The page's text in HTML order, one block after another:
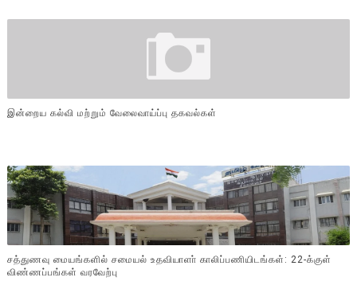
இன்றைய கல்வி மற்றும் வேலைவாய்ப்பு தகவல்கள்
சத்துணவு மையங்களில் சமையல் உதவியாளா் காலிப்பணியிடங்கள்: 22-க்குள்
விண்ணப்பங்கள் வரவேற்பு